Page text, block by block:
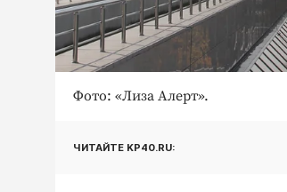
Фото: «Лиза Алерт».
ЧИТАЙТЕ KP40.RU: